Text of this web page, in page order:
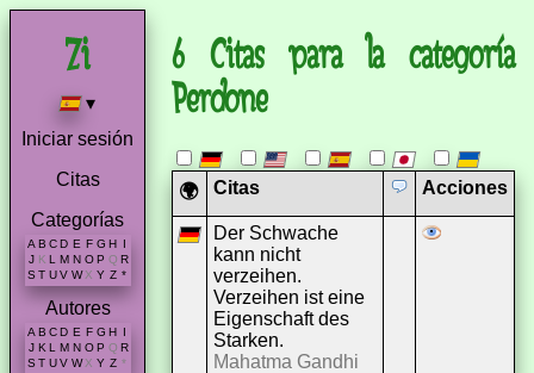
▾
Iniciar sesión
Citas
Categorías
A B C D E F G H I
J K L M N O P Q R
S T U V W X Y Z *
Autores
A B C D E F G H
J K L M N O P Q R
S T U V W X Y Z *
6 Citas para la categoría
Perdone
🌍 Citas Acciones
Der Schwache
kann nicht
verzeihen.
Verzeihen ist eine
Eigenschaft des
Starken.
Mahatma Gandhi